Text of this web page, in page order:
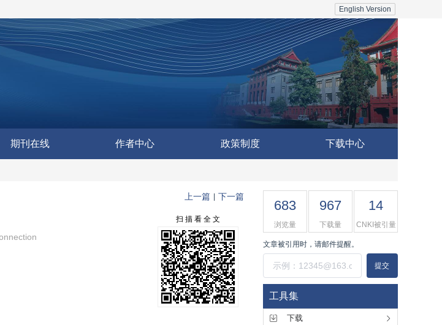
English Version
期刊在线 作者中心 政策制度 下载中心
上一篇 下一篇
扫 描 看 全 文
683
浏览量
967
下载量
14
CNKI被引量
文章被引用时，请邮件提醒。
提交
工具集
下载